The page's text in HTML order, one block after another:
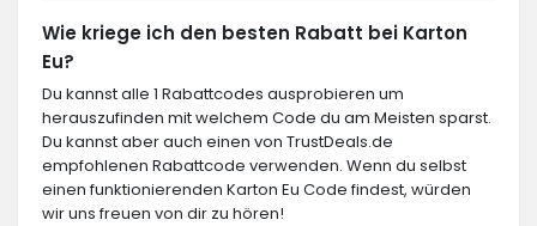
Wie kriege ich den besten Rabatt bei Karton
Eu?
Du kannst alle 1 Rabattcodes ausprobieren um
herauszufinden mit welchem Code du am Meisten sparst.
Du kannst aber auch einen von TrustDeals.de
empfohlenen Rabattcode verwenden. Wenn du selbst
einen funktionierenden Karton Eu Code findest, würden
wir uns freuen von dir zu hören!